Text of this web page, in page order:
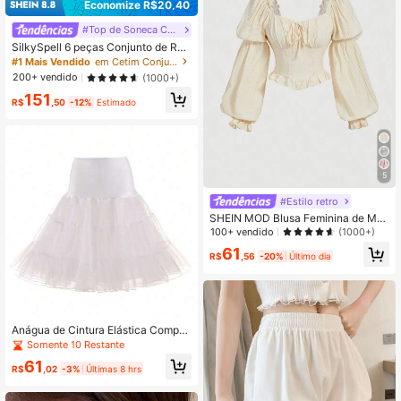
Economize R$20,40
#Top de Soneca Cami Suave
SilkySpell 6 peças Conjunto de Rou
pa de Dormir Plus Size de Seda Sint
ética com Blocos de Cor e Renda
#1 Mais Vendido
em Cetim Conjuntos de pijama plus size
200+ vendido
(1000+)
R$151 ,50 -12% Estimado
Anágua de Cintura Elástica Compri
mento até o Joelho, Anágua de Dua
s Camadas de Tule, Forro de Saia Vi
ntage
Somente 10 Restante
R$61 ,02 -3% Últimas 8 hrs
5
#Estilo retro
SHEIN MOD Blusa Feminina de Ma
nga Bufante com Babado em Cor S
100+ vendido (1000+)
R$61 ,56 -20% Último dia